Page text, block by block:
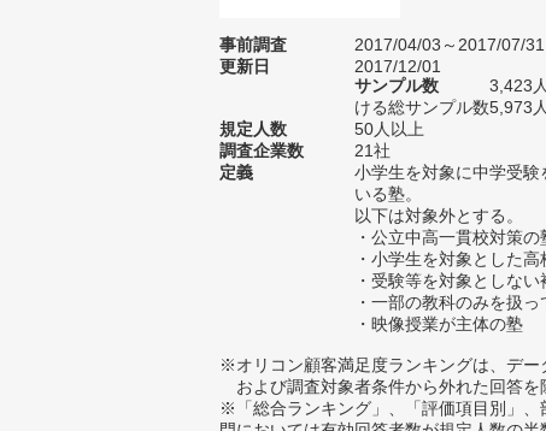
事前調査
2017/04/03～2017/07/31
更新日
2017/12/01
サンプル数
3,423
ける総サンプル数5,973人
規定人数
50人以上
調査企業数
21社
定義
小学生を対象に中学受
いる塾。
以下は対象外とする。
・公立中高一貫校対策の
・小学生を対象とした
・受験等を対象としない
・一部の教科のみを扱
・映像授業が主体の塾
※オリコン顧客満足度ランキングは、デー
および調査対象者条件から外れた回答を
※「総合ランキング」、「評価項目別」